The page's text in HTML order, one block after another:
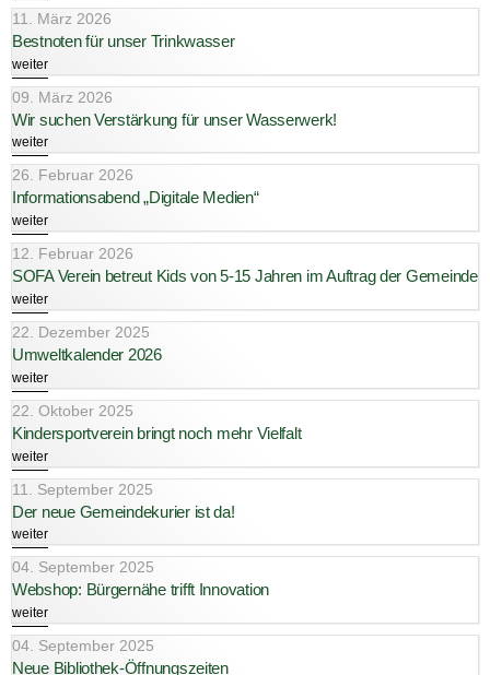
11. März 2026
Bestnoten für unser Trinkwasser
weiter
09. März 2026
Wir suchen Verstärkung für unser Wasserwerk!
weiter
26. Februar 2026
Informationsabend „Digitale Medien“
weiter
12. Februar 2026
SOFA Verein betreut Kids von 5-15 Jahren im Auftrag der Gemeinde
weiter
22. Dezember 2025
Umweltkalender 2026
weiter
22. Oktober 2025
Kindersportverein bringt noch mehr Vielfalt
weiter
11. September 2025
Der neue Gemeindekurier ist da!
weiter
04. September 2025
Webshop: Bürgernähe trifft Innovation
weiter
04. September 2025
Neue Bibliothek-Öffnungszeiten